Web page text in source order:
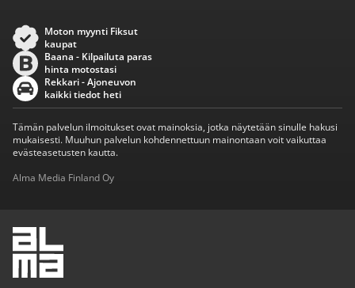
Moton myynti Fiksut
kaupat
Baana - Kilpailuta paras
hinta motostasi
Rekkari - Ajoneuvon
kaikki tiedot heti
Tämän palvelun ilmoitukset ovat mainoksia, jotka näytetään sinulle hakusi
mukaisesti. Muuhun palvelun kohdennettuun mainontaan voit vaikuttaa
evästeasetusten kautta.
Alma Media Finland Oy